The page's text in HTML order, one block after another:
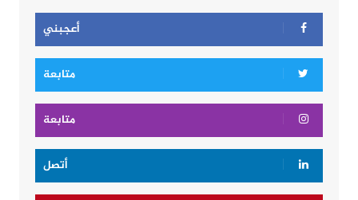
أعجبني
متابعة
متابعة
أتصل